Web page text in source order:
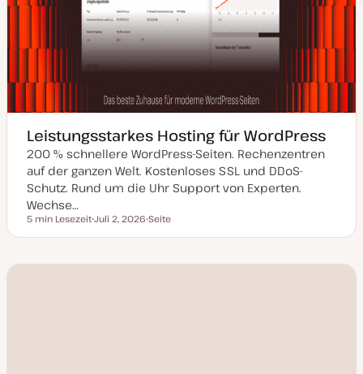
Leistungsstarkes Hosting für WordPress
200 % schnellere WordPress-Seiten. Rechenzentren
auf der ganzen Welt. Kostenloses SSL und DDoS-
Schutz. Rund um die Uhr Support von Experten.
Wechse…
Lesezeit
5 min Lesezeit
a
Juli 2, 2026
o
Seite